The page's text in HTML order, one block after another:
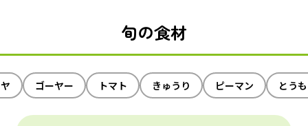
旬の食材
ゴーヤー トマト きゅうり ピーマン とう